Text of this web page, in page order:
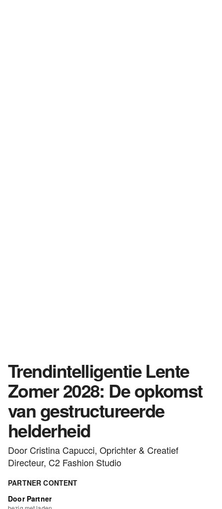
Trendintelligentie Lente
Zomer 2028: De opkomst
van gestructureerde
helderheid
Door Cristina Capucci, Oprichter & Creatief
Directeur, C2 Fashion Studio
PARTNER CONTENT
Door Partner